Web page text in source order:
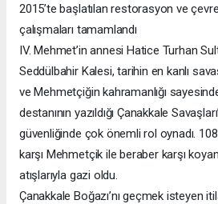
2015’te başlatılan restorasyon ve
çalışmaları tamamlandı
IV. Mehmet’in annesi Hatice Turhan
Seddülbahir Kalesi, tarihin en kanlı
ve Mehmetçiğin kahramanlığı
destanının yazıldığı Çanakkale
güvenliğinde çok önemli rol oynadı. 108
karşı Mehmetçik ile beraber karşı
atışlarıyla gazi oldu.
Çanakkale Boğazı’nı geçmek isteyen